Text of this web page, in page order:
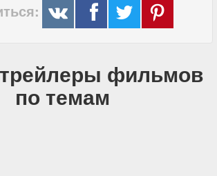
фильмов
по темам